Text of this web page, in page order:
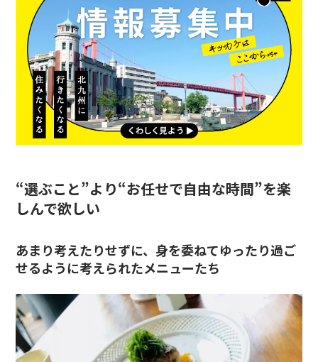
“選ぶこと”より“お任せで自由な時間”を楽
しんで欲しい
あまり考えたりせずに、身を委ねてゆったり過ご
せるように考えられたメニューたち